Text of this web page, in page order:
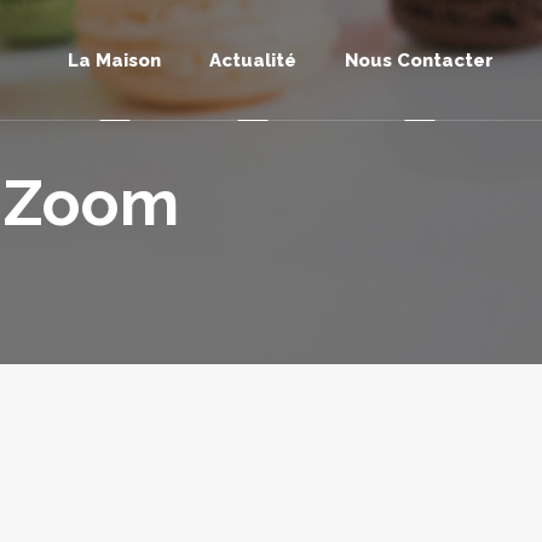
La Maison Actualité Nous Contacter